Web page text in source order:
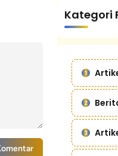
Kategori